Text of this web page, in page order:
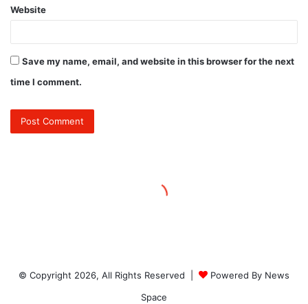
© Copyright 2026, All Rights Reserved |
Powered By News
Space